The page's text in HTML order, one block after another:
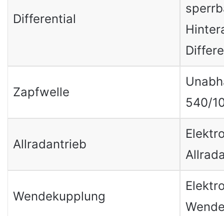
Differential
Zapfwelle
540/
Allradantrieb
Wendekupplung